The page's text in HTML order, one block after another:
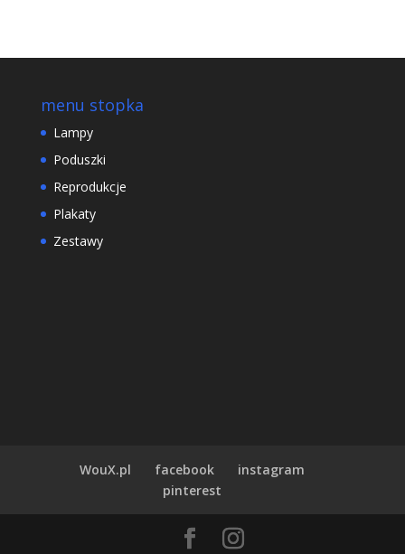
menu stopka
Lampy
Poduszki
Reprodukcje
Plakaty
Zestawy
WouX.pl facebook
instagram
pinterest